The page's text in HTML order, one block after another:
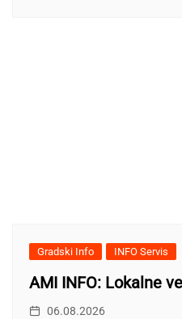
Gradski Info INFO Servis
AMI INFO: Lokalne
06.08.2026